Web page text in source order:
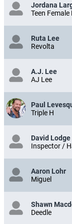
Jordana
Teen Female
Ruta Lee
Revolta
A.J. Lee
AJ Lee
Paul
Triple H
David Lodge
Inspector /
Aaron Lohr
Miguel
Shawn
Deedle